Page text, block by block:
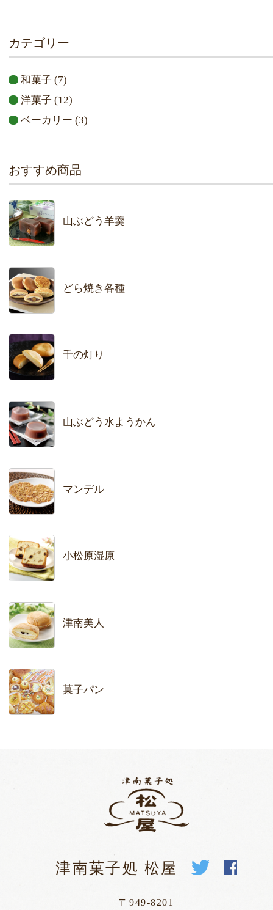
カテゴリー
和菓子 (7)
洋菓子 (12)
ベーカリー (3)
おすすめ商品
山ぶどう羊羹
どら焼き各種
千の灯り
山ぶどう水ようかん
マンデル
小松原湿原
津南美人
菓子パン
津南菓子処 松屋
〒949-8201